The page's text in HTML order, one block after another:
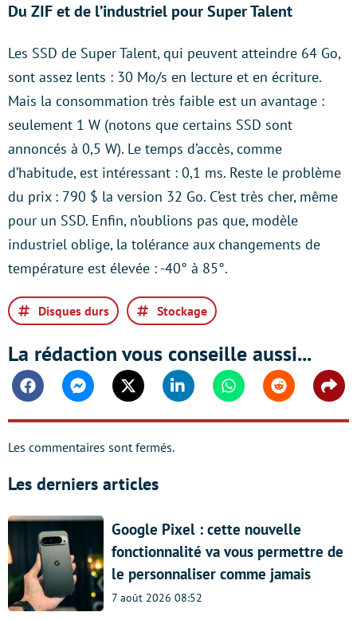
Du ZIF et de l’industriel pour Super Talent
Les SSD de Super Talent, qui peuvent atteindre 64 Go,
sont assez lents : 30 Mo/s en lecture et en écriture.
Mais la consommation très faible est un avantage :
seulement 1 W (notons que certains SSD sont
annoncés à 0,5 W). Le temps d’accès, comme
d’habitude, est intéressant : 0,1 ms. Reste le problème
du prix : 790 $ la version 32 Go. C’est très cher, même
pour un SSD. Enfin, n’oublions pas que, modèle
industriel oblige, la tolérance aux changements de
température est élevée : -40° à 85°.
Disques durs Stockage
La rédaction vous conseille aussi...
FacebookMessengerTwitter Linkedin WhatsappReddit
Les commentaires sont fermés.
Les derniers articles
Google Pixel : cette nouvelle
fonctionnalité va vous permettre de
le personnaliser comme jamais
7 août 2026 08:52